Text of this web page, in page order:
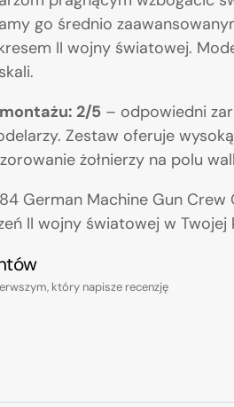
go średnio
II wojny światowej.
2/5 – odpowiedni
Zestaw oferuje
żołnierzy na polu
German Machine Gun Crew
II wojny światowej w Twojej
który napisze recenzję